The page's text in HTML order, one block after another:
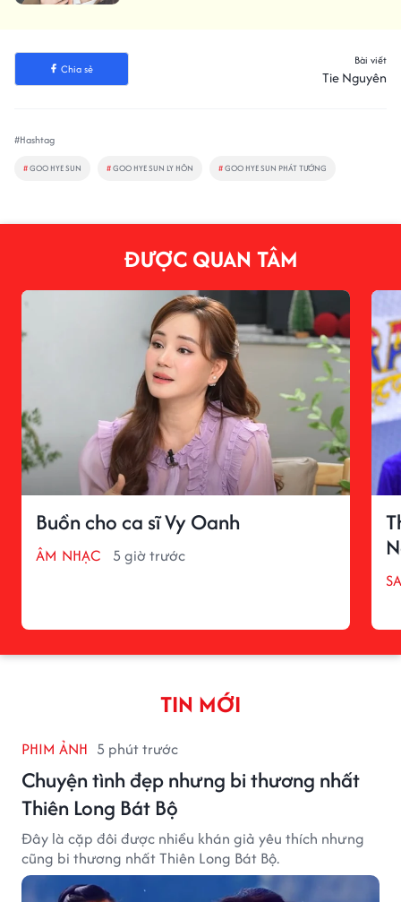
Chia sẻ
Bài viết
Tie Nguyên
#Hashtag
#GOO HYE SUN #GOO HYE SUN LY HÔN #GOO HYE SUN PHÁT TƯỚNG
ĐƯỢC QUAN TÂM
Buồn cho ca sĩ Vy Oanh
ÂM NHẠC 5 giờ trước
TIN MỚI
PHIM ẢNH 5 phút trước
Chuyện tình đẹp nhưng bi thương nhất
Thiên Long Bát Bộ
Đây là cặp đôi được nhiều khán giả yêu thích nhưng
cũng bi thương nhất Thiên Long Bát Bộ.